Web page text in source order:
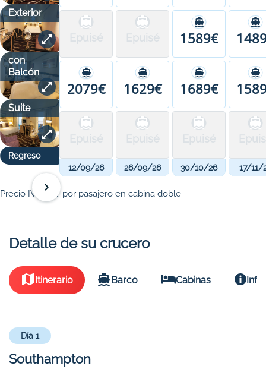
Exterior
con
Balcón
Suite
Regreso
1589€
2079€ 1629€ 1689€
12/09/26 26/09/26 30/10/26 17/11/
Precio IVA incl. por pasajero en cabina doble
Detalle de su crucero
Itinerario Barco Cabinas
Día 1
Southampton